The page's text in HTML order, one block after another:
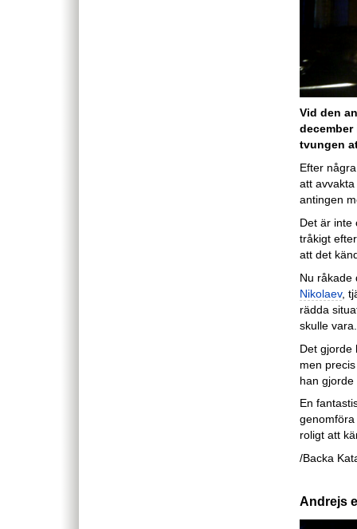
Vid den
tvungen
Efter
att
antingen
Det är inte
tråkigt
att det
Nu råkade
Nikolaev,
rädda
skulle vara.
Det gjorde
men
han
En
roligt att
/Backa
Andrejs